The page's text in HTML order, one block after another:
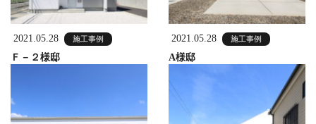
2021.05.28 施工事例
Ｆ－２様邸
2021.05.28 施工事例
A様邸